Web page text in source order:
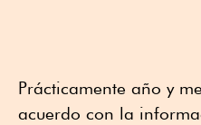
Prácticamente año y
acuerdo con la